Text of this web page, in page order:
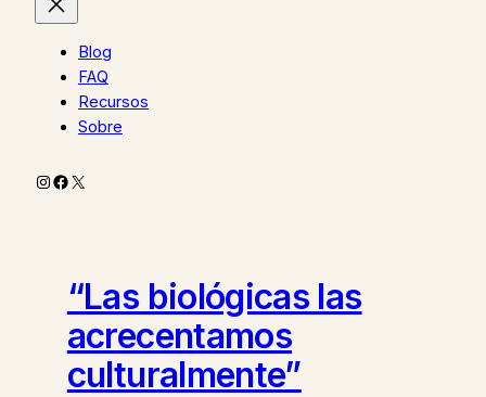
Blog
FAQ
Recursos
Sobre
Instagram
Facebook
X
“Las biológicas las
acrecentamos
culturalmente”